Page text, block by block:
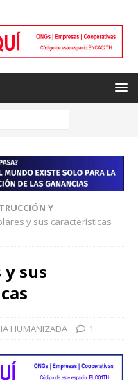
Y
y sus características
y sus
HUMANIZADA 1